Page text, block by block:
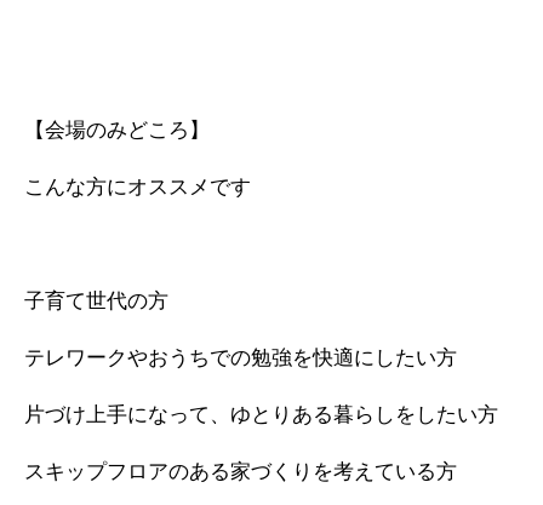
【会場のみどころ】
こんな方にオススメです
子育て世代の方​
テレワークやおうちでの勉強を快適にしたい方
片づけ上手になって、ゆとりある暮らしをしたい方
スキップフロアのある家づくりを考えている方​